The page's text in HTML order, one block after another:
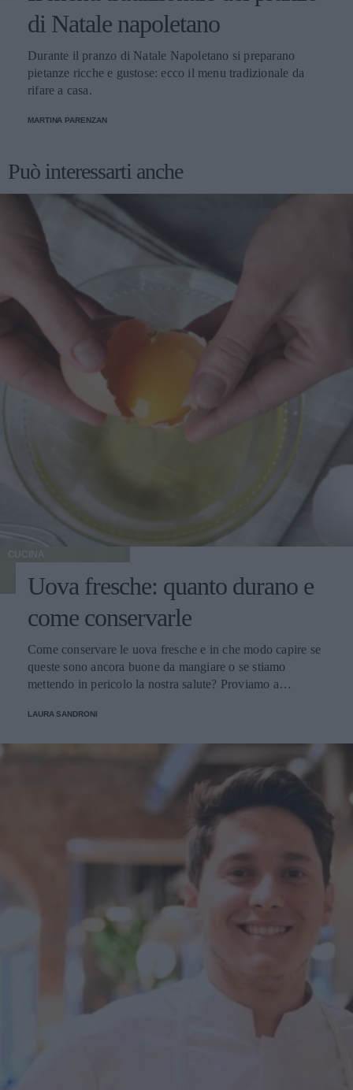
di Natale napoletano
Durante il pranzo di Natale Napoletano si preparano
pietanze ricche e gustose: ecco il menu tradizionale da
rifare a casa.
MARTINA PARENZAN
Può interessarti anche
CUCINA
Uova fresche: quanto durano e
come conservarle
Come conservare le uova fresche e in che modo capire se
queste sono ancora buone da mangiare o se stiamo
mettendo in pericolo la nostra salute? Proviamo a
LAURA SANDRONI